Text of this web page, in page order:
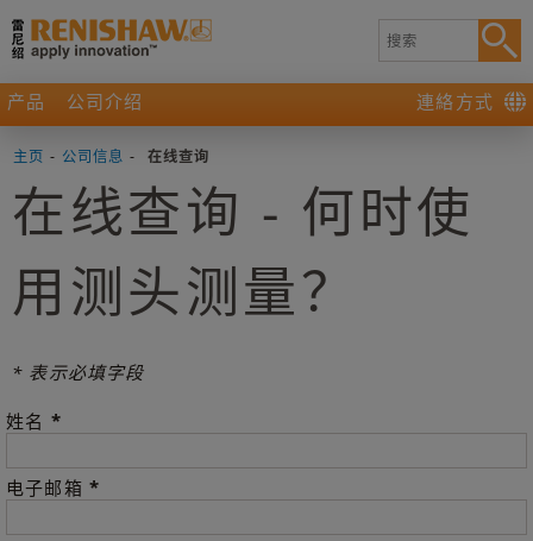
产品 公司介绍 連絡方式
主页 - 公司信息 - 在线查询
在线查询 - 何时使
用测头测量？
* 表示必填字段
姓名 *
电子邮箱 *